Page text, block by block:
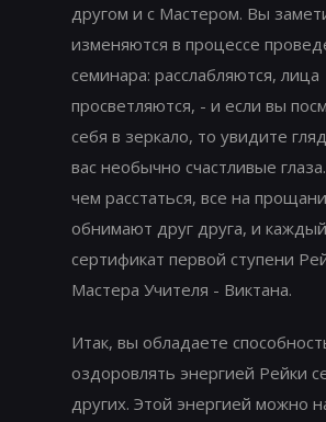
другом и с Мастером. Вы
изменяются в процессе
семинара: расслабляются, лица
просветляются, - и если вы
себя в зеркало, то увидите
вас необычно счастливые
чем расстаться, все на
обнимают друг друга, и
сертификат первой ступени
Мастера Учителя - Виктана.
Итак, вы обладаете
оздоровлять энергией Рейки
других. Этой энергией можно